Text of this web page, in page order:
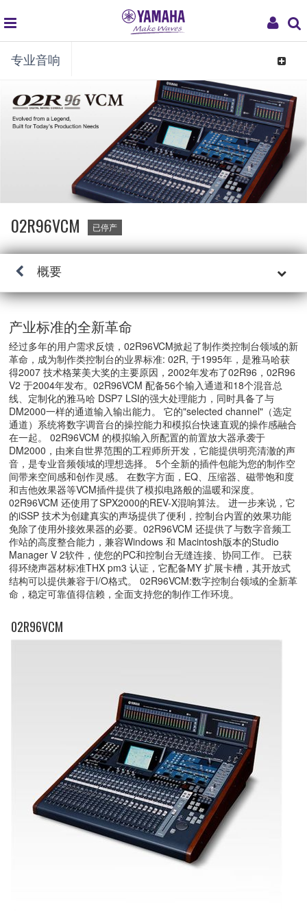
My
global
navigation
专业音响
Toggle
02R96VCM 已停产
概要
产业标准的全新革命
经过多年的用户需求反馈，02R96VCM掀起了制作类控制台领域的新
革命，成为制作类控制台的业界标准: 02R, 于1995年，是雅马哈获
得2007 技术格莱美大奖的主要原因，2002年发布了02R96，02R96
V2 于2004年发布。02R96VCM 配备56个输入通道和18个混音总
线、定制化的雅马哈 DSP7 LSI的强大处理能力，同时具备了与
DM2000一样的通道输入输出能力。 它的"selected channel"（选定
通道）系统将数字调音台的操控能力和模拟台快速直观的操作感融合
在一起。 02R96VCM 的模拟输入所配置的前置放大器承袭于
DM2000，由来自世界范围的工程师所开发，它能提供明亮清澈的声
音，是专业音频领域的理想选择。 5个全新的插件包能为您的制作空
间带来空间感和创作灵感。 在数字方面，EQ、压缩器、磁带饱和度
和吉他效果器等VCM插件提供了模拟电路般的温暖和深度。
02R96VCM 还使用了SPX2000的REV-X混响算法。 进一步来说，它
的iSSP 技术为创建真实的声场提供了便利，控制台内置的效果功能
免除了使用外接效果器的必要。02R96VCM 还提供了与数字音频工
作站的高度整合能力，兼容Windows 和 Macintosh版本的Studio
Manager V 2软件，使您的PC和控制台无缝连接、协同工作。 已获
得环绕声器材标准THX pm3 认证，它配备MY 扩展卡槽，其开放式
结构可以提供兼容于I/O格式。 02R96VCM:数字控制台领域的全新革
命，稳定可靠值得信赖，全面支持您的制作工作环境。
02R96VCM